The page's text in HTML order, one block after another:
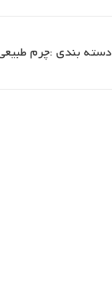
دسته بندی :چرم